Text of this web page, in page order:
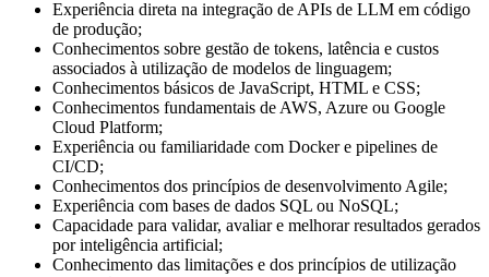
Experiência direta na integração de APIs de LLM em código
de produção;
Conhecimentos sobre gestão de tokens, latência e custos
associados à utilização de modelos de linguagem;
Conhecimentos básicos de JavaScript, HTML e CSS;
Conhecimentos fundamentais de AWS, Azure ou Google
Cloud Platform;
Experiência ou familiaridade com Docker e pipelines de
CI/CD;
Conhecimentos dos princípios de desenvolvimento Agile;
Experiência com bases de dados SQL ou NoSQL;
Capacidade para validar, avaliar e melhorar resultados gerados
por inteligência artificial;
Conhecimento das limitações e dos princípios de utilização